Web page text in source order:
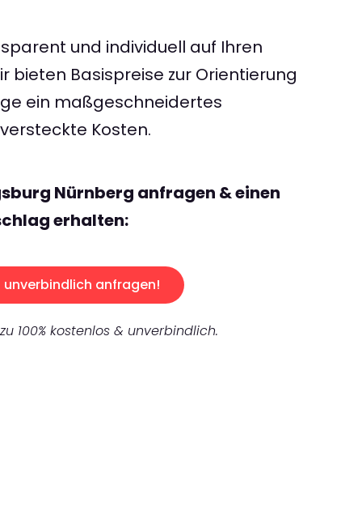
und individuell auf Ihren
bieten Basispreise zur Orientierung
ein maßgeschneidertes
Kosten.
Nürnberg anfragen & einen
erhalten:
unverbindlich anfragen!
100% kostenlos & unverbindlich.